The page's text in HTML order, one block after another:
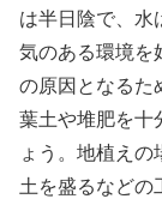
は半日陰で、水
気のある環境を
の原因となるた
葉土や堆肥を十
ょう。地植え
土を盛るなどの